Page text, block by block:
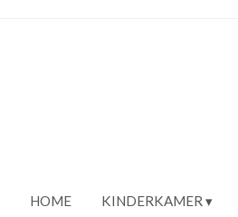
HOME KINDERKAMER